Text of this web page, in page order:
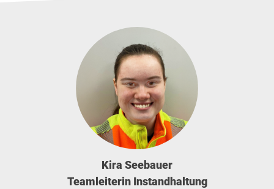
Kira Seebauer
Teamleiterin Instandhaltung